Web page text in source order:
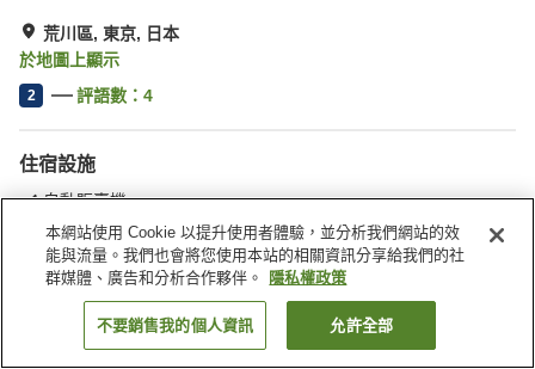
荒川區, 東京, 日本
於地圖上顯示
2 評語數： 4
住宿設施
自動販賣機
首頁 日本 東京 荒川區 東京萊德飯店式公寓經典館
找客房
本網站使用 Cookie 以提升使用者體驗，並分析我們網站的效
能與流量。我們也會將您使用本站的相關資訊分享給我們的社
群媒體、廣告和分析合作夥伴。
隱私權政策
不要銷售我的個人資訊 允許全部